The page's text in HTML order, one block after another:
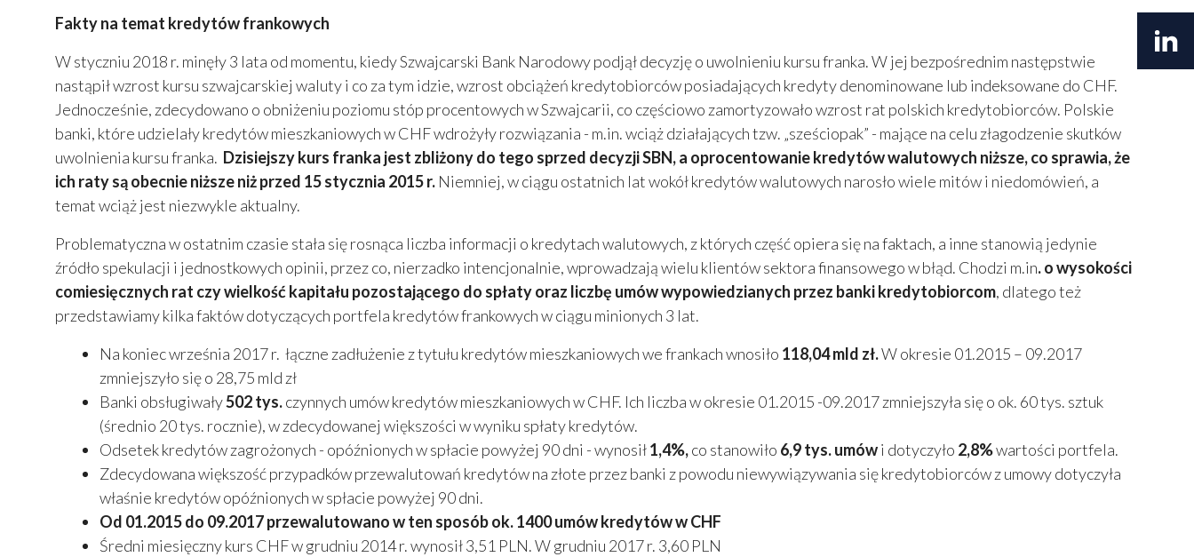
Fakty na temat kredytów frankowych
W styczniu 2018 r. minęły 3 lata od momentu, kiedy Szwajcarski Bank Narodowy podjął decyzję o uwolnieniu kursu franka. W jej bezpośrednim następstwie
nastąpił wzrost kursu szwajcarskiej waluty i co za tym idzie, wzrost obciążeń kredytobiorców posiadających kredyty denominowane lub indeksowane do CHF.
Jednocześnie, zdecydowano o obniżeniu poziomu stóp procentowych w Szwajcarii, co częściowo zamortyzowało wzrost rat polskich kredytobiorców. Polskie
banki, które udzielały kredytów mieszkaniowych w CHF wdrożyły rozwiązania - m.in. wciąż działających tzw. „sześciopak” - mające na celu złagodzenie skutków
uwolnienia kursu franka. Dzisiejszy kurs franka jest zbliżony do tego sprzed decyzji SBN, a oprocentowanie kredytów walutowych niższe, co sprawia, że
ich raty są obecnie niższe niż przed 15 stycznia 2015 r. Niemniej, w ciągu ostatnich lat wokół kredytów walutowych narosło wiele mitów i niedomówień, a
temat wciąż jest niezwykle aktualny.
Problematyczna w ostatnim czasie stała się rosnąca liczba informacji o kredytach walutowych, z których część opiera się na faktach, a inne stanowią jedynie
źródło spekulacji i jednostkowych opinii, przez co, nierzadko intencjonalnie, wprowadzają wielu klientów sektora finansowego w błąd. Chodzi m.in. o wysokości
comiesięcznych rat czy wielkość kapitału pozostającego do spłaty oraz liczbę umów wypowiedzianych przez banki kredytobiorcom, dlatego też
przedstawiamy kilka faktów dotyczących portfela kredytów frankowych w ciągu minionych 3 lat.
Na koniec września 2017 r. łączne zadłużenie z tytułu kredytów mieszkaniowych we frankach wnosiło 118,04 mld zł.W okresie 01.2015 – 09.2017
zmniejszyło się o 28,75 mld zł
Banki obsługiwały502 tys.czynnych umów kredytów mieszkaniowych w CHF. Ich liczba w okresie 01.2015 -09.2017 zmniejszyła się o ok. 60 tys. sztuk
(średnio 20 tys. rocznie), w zdecydowanej większości w wyniku spłaty kredytów.
Odsetek kredytów zagrożonych - opóźnionych w spłacie powyżej 90 dni - wynosił1,4%,co stanowiło 6,9 tys. umówi dotyczyło 2,8%wartości portfela.
Zdecydowana większość przypadków przewalutowań kredytów na złote przez banki z powodu niewywiązywania się kredytobiorców z umowy dotyczyła
właśnie kredytów opóźnionych w spłacie powyżej 90 dni.
Od 01.2015 do 09.2017 przewalutowano w ten sposób ok. 1400 umów kredytów w CHF
Średni miesięczny kurs CHF w grudniu 2014 r. wynosił 3,51 PLN. W grudniu 2017 r. 3,60 PLN